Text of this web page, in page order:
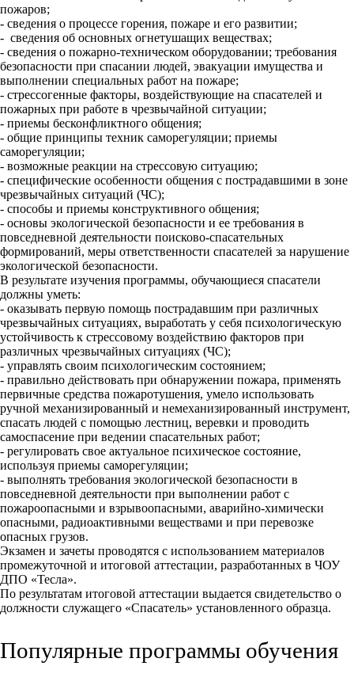
пожаров;
- сведения о процессе горения, пожаре и его развитии;
- сведения об основных огнетушащих веществах;
- сведения о пожарно-техническом оборудовании; требования
безопасности при спасании людей, эвакуации имущества и
выполнении специальных работ на пожаре;
- стрессогенные факторы, воздействующие на спасателей и
пожарных при работе в чрезвычайной ситуации;
- приемы бесконфликтного общения;
- общие принципы техник саморегуляции; приемы
саморегуляции;
- возможные реакции на стрессовую ситуацию;
- специфические особенности общения с пострадавшими в зоне
чрезвычайных ситуаций (ЧС);
- способы и приемы конструктивного общения;
- основы экологической безопасности и ее требования в
повседневной деятельности поисково-спасательных
формирований, меры ответственности спасателей за нарушение
экологической безопасности.
В результате изучения программы, обучающиеся спасатели
должны уметь:
- оказывать первую помощь пострадавшим при различных
чрезвычайных ситуациях, выработать у себя психологическую
устойчивость к стрессовому воздействию факторов при
различных чрезвычайных ситуациях (ЧС);
- управлять своим психологическим состоянием;
- правильно действовать при обнаружении пожара, применять
первичные средства пожаротушения, умело использовать
ручной механизированный и немеханизированный инструмент,
спасать людей с помощью лестниц, веревки и проводить
самоспасение при ведении спасательных работ;
- регулировать свое актуальное психическое состояние,
используя приемы саморегуляции;
- выполнять требования экологической безопасности в
повседневной деятельности при выполнении работ с
пожароопасными и взрывоопасными, аварийно-химически
опасными, радиоактивными веществами и при перевозке
опасных грузов.
Экзамен и зачеты проводятся с использованием материалов
промежуточной и итоговой аттестации, разработанных в ЧОУ
ДПО «Тесла».
По результатам итоговой аттестации выдается свидетельство о
должности служащего «Спасатель» установленного образца.
Популярные программы обучения